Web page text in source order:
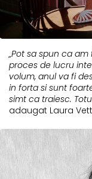
„Pot sa spun ca
proces de lucru
volum, anul va fi
in forta si sunt
simt ca traiesc.
adaugat Laura